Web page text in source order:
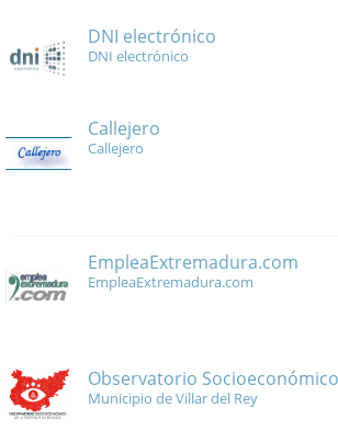
DNI electrónico
DNI electrónico
Callejero
Callejero
EmpleaExtremadura.com
EmpleaExtremadura.com
Observatorio Socioeconómico
Municipio de Villar del Rey